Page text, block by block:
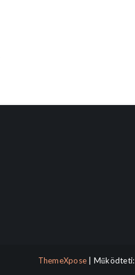
ThemeXpose | Működteti: